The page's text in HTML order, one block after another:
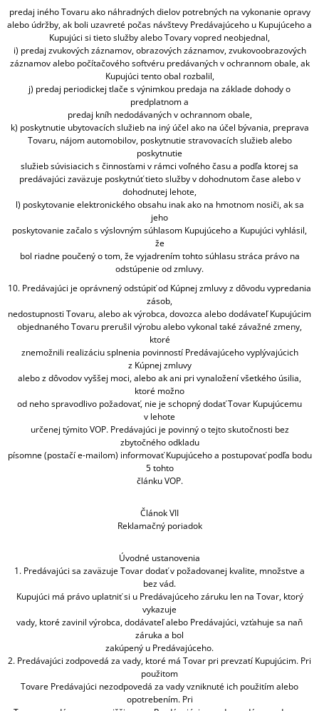
predaj iného Tovaru ako náhradných dielov potrebných na vykonanie opravy
alebo údržby, ak boli uzavreté počas návštevy Predávajúceho u Kupujúceho a
Kupujúci si tieto služby alebo Tovary vopred neobjednal,
i) predaj zvukových záznamov, obrazových záznamov, zvukovoobrazových
záznamov alebo počítačového softvéru predávaných v ochrannom obale, ak
Kupujúci tento obal rozbalil,
j) predaj periodickej tlače s výnimkou predaja na základe dohody o
predplatnom a
predaj kníh nedodávaných v ochrannom obale,
k) poskytnutie ubytovacích služieb na iný účel ako na účel bývania, preprava
Tovaru, nájom automobilov, poskytnutie stravovacích služieb alebo
poskytnutie
služieb súvisiacich s činnosťami v rámci voľného času a podľa ktorej sa
predávajúci zaväzuje poskytnúť tieto služby v dohodnutom čase alebo v
dohodnutej lehote,
l) poskytovanie elektronického obsahu inak ako na hmotnom nosiči, ak sa
jeho
poskytovanie začalo s výslovným súhlasom Kupujúceho a Kupujúci vyhlásil,
že
bol riadne poučený o tom, že vyjadrením tohto súhlasu stráca právo na
odstúpenie od zmluvy.
10. Predávajúci je oprávnený odstúpiť od Kúpnej zmluvy z dôvodu vypredania
zásob,
nedostupnosti Tovaru, alebo ak výrobca, dovozca alebo dodávateľ Kupujúcim
objednaného Tovaru prerušil výrobu alebo vykonal také závažné zmeny,
ktoré
znemožnili realizáciu splnenia povinností Predávajúceho vyplývajúcich
z Kúpnej zmluvy
alebo z dôvodov vyššej moci, alebo ak ani pri vynaložení všetkého úsilia,
ktoré možno
od neho spravodlivo požadovať, nie je schopný dodať Tovar Kupujúcemu
v lehote
určenej týmito VOP. Predávajúci je povinný o tejto skutočnosti bez
zbytočného odkladu
písomne (postačí e-mailom) informovať Kupujúceho a postupovať podľa bodu
5 tohto
článku VOP.
Článok VII
Reklamačný poriadok
Úvodné ustanovenia
1. Predávajúci sa zaväzuje Tovar dodať v požadovanej kvalite, množstve a
bez vád.
Kupujúci má právo uplatniť si u Predávajúceho záruku len na Tovar, ktorý
vykazuje
vady, ktoré zavinil výrobca, dodávateľ alebo Predávajúci, vzťahuje sa naň
záruka a bol
zakúpený u Predávajúceho.
2. Predávajúci zodpovedá za vady, ktoré má Tovar pri prevzatí Kupujúcim. Pri
použitom
Tovare Predávajúci nezodpovedá za vady vzniknuté ich použitím alebo
opotrebením. Pri